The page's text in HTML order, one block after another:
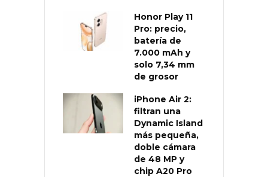
Honor Play 11
Pro: precio,
batería de
7.000 mAh y
solo 7,34 mm
de grosor
iPhone Air 2:
filtran una
Dynamic Island
más pequeña,
doble cámara
de 48 MP y
chip A20 Pro